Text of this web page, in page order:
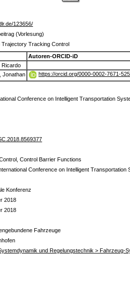
123656/
(Vorlesung)
Trajectory Tracking Control
Autoren-ORCID-iD
Ricardo
Jonathan
https://orcid.org/0000-0002-7671-
Conference on Intelligent Transportation
Control Barrier Functions
Conference on Intelligent Transportation
Konferenz
2018
2018
Fahrzeuge
und Regelungstechnik > Fahrzeug-